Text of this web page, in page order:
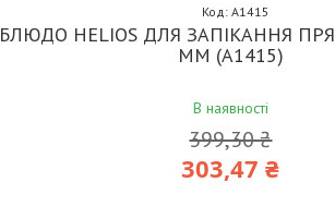
БЛЮДО HELIOS ДЛЯ ЗАПІКАННЯ
ММ (A1415)
В наявності
Код:A1415
399,30 ₴
303,47 ₴